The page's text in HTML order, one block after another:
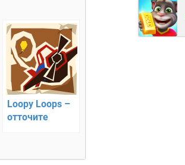
Loopy Loops –
отточите